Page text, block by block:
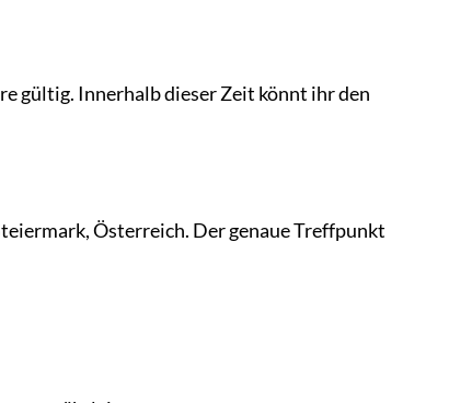
gültig. Innerhalb dieser Zeit könnt ihr den
Österreich. Der genaue Treffpunkt